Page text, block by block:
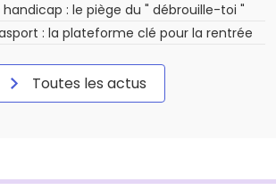
: le piège du " débrouille-toi "
: la plateforme clé pour la rentrée
Toutes les actus